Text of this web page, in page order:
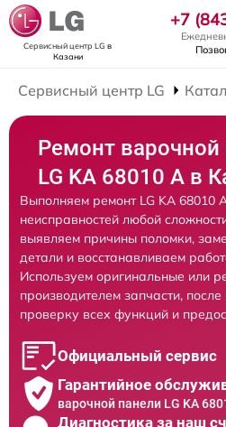
Сервисный центр LG в
Казани
+7
Сервисный центр LG
Ремонт варочной
LG KA 68010 A в
Выполняем ремонт LG KA 68010
неисправностей любой
выявляем причины поломки,
детали и восстанавливаем
Используем оригинальные или
производителем запчасти,
проверку всех функций и
Официальный сервис
Гарантийное
варочной панели LG KA
Диагностика за наш